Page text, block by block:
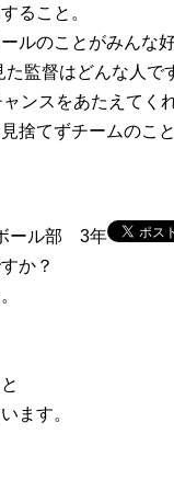
ること。
ルのことがみんな好
監督はどんな人で
ンスをあたえてくれ
捨てずチームのこ
ール部 3年
か？
ます。